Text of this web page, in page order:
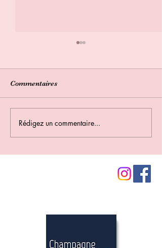
Commentaires
Rédigez un commentaire...